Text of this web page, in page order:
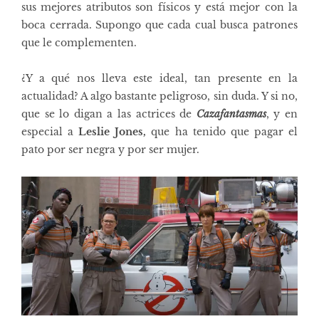
sus mejores atributos son físicos y está mejor con la
boca cerrada. Supongo que cada cual busca patrones
que le complementen.
¿Y a qué nos lleva este ideal, tan presente en la
actualidad? A algo bastante peligroso, sin duda. Y si no,
que se lo digan a las actrices de Cazafantasmas, y en
especial aLeslie Jones,que ha tenido que pagar el
pato por ser negra y por ser mujer.